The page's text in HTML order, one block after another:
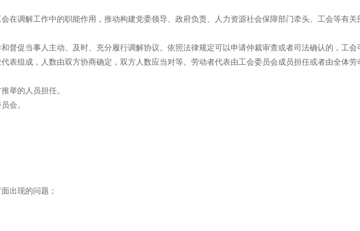
调解工作中的职能作用，推动构建党委领导、政府负责、人力资源社会保障部门牵头、工会等有
督促当事人主动、及时、充分履行调解协议。依照法律规定可以申请仲裁审查或者司法确认的，工
组成，人数由双方协商确定，双方人数应当对等。劳动者代表由工会委员会成员担任或者由全体
举的人员担任。
会。
出现的问题；